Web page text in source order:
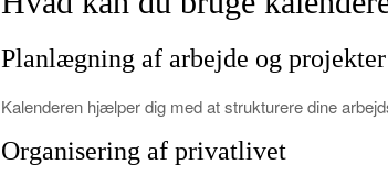
Planlægning af arbejde og projekter
Kalenderen hjælper dig med at strukturere dine
Organisering af privatlivet